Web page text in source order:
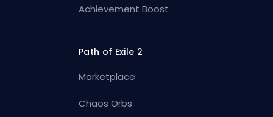
Achievement Boost
Path of Exile 2
Marketplace
Chaos Orbs